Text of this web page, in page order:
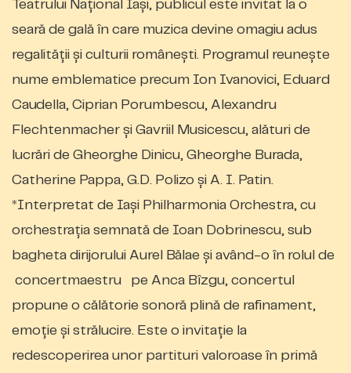
Teatrului Național Iași, publicul este invitat la o
seară de gală în care muzica devine omagiu adus
regalității și culturii românești. Programul reunește
nume emblematice precum Ion Ivanovici, Eduard
Caudella, Ciprian Porumbescu, Alexandru
Flechtenmacher și Gavriil Musicescu, alături de
lucrări de Gheorghe Dinicu, Gheorghe Burada,
Catherine Pappa, G.D. Polizo și A. I. Patin.
*Interpretat de Iași Philharmonia Orchestra, cu
orchestrația semnată de Ioan Dobrinescu, sub
bagheta dirijorului Aurel Bălae și având-o în rolul de
concertmaestru pe Anca Bîzgu, concertul
propune o călătorie sonoră plină de rafinament,
emoție și strălucire. Este o invitație la
redescoperirea unor partituri valoroase în primă